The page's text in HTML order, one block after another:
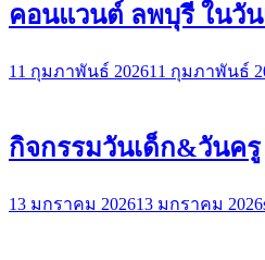
คอนแวนต์ ลพบุรี ในวัน
11 กุมภาพันธ์ 202611 กุมภาพันธ์
กิจกรรมวันเด็ก&วันครู
13 มกราคม 202613 มกราคม 2026